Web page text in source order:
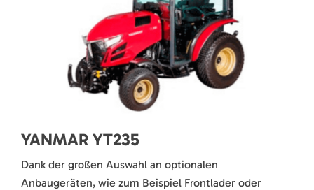
YANMAR YT235
Dank der großen Auswahl an optionalen
Anbaugeräten, wie zum Beispiel Frontlader oder